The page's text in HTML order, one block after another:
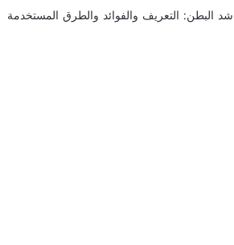
شد البطن: التعريف والفوائد والطرق المستخدمة